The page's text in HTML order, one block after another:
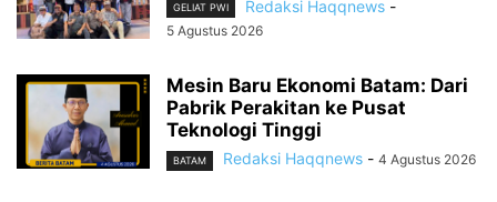
GELIAT PWI Redaksi Haqqnews -
5 Agustus 2026
Mesin Baru Ekonomi Batam: Dari
Pabrik Perakitan ke Pusat
Teknologi Tinggi
BATAM Redaksi Haqqnews - 4 Agustus 2026